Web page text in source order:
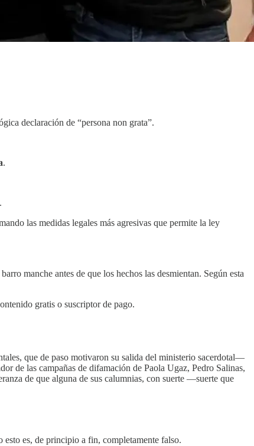
declaración de “persona non grata”.
.
las medidas legales más agresivas que permite la ley
manche antes de que los hechos las desmientan. Según esta
gratis o suscriptor de pago.
que de paso motivaron su salida del ministerio sacerdotal—
de las campañas de difamación de Paola Ugaz, Pedro Salinas,
de que alguna de sus calumnias, con suerte —suerte que
esto es, de principio a fin, completamente falso.